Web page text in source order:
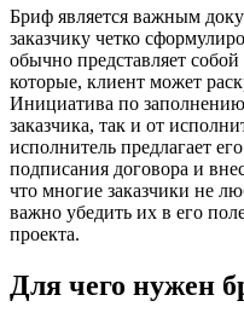
Бриф является важным
заказчику четко
обычно представляет
которые, клиент может
Инициатива по
заказчика, так и от
исполнитель предлагает
подписания договора и
что многие заказчики не
важно убедить их в его
проекта.
Для чего нужен